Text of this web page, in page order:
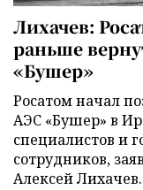
Лихачев:
раньше
«Бушер»
Росатом начал
АЭС «Бушер» в
специалистов и
сотрудников,
Алексей Лихачев.